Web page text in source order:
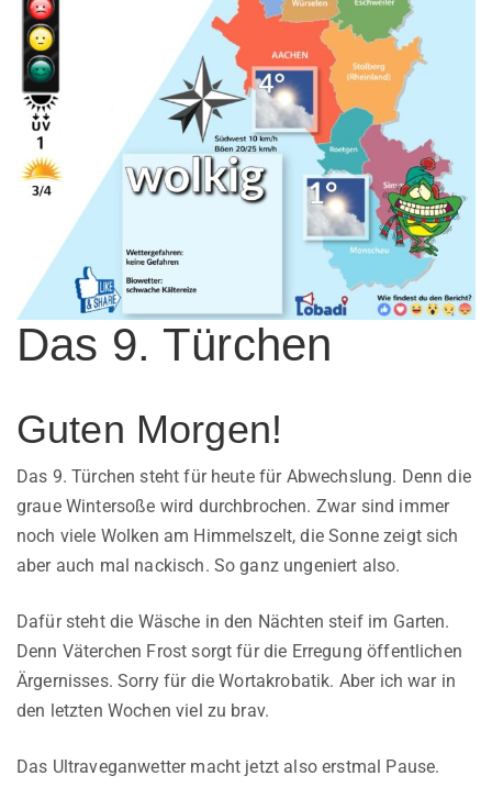
Das 9. Türchen
Guten Morgen!
Das 9. Türchen steht für heute für Abwechslung. Denn die
graue Wintersoße wird durchbrochen. Zwar sind immer
noch viele Wolken am Himmelszelt, die Sonne zeigt sich
aber auch mal nackisch. So ganz ungeniert also.
Dafür steht die Wäsche in den Nächten steif im Garten.
Denn Väterchen Frost sorgt für die Erregung öffentlichen
Ärgernisses. Sorry für die Wortakrobatik. Aber ich war in
den letzten Wochen viel zu brav.
Das Ultraveganwetter macht jetzt also erstmal Pause.